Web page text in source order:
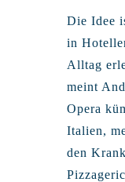
Die Idee
in
Alltag
meint
Opera
Italien,
den